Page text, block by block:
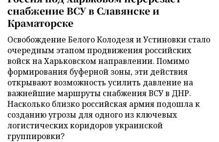
снабжение ВСУ в Славянске и
Краматорске
Освобождение Белого Колодезя и Устиновки стало
очередным этапом продвижения российских
войск на Харьковском направлении. Помимо
формирования буферной зоны, эти действия
открывают возможность усилить давление на
важнейшие маршруты снабжения ВСУ в ДНР.
Насколько близко российская армия подошла к
созданию угрозы для одного из ключевых
логистических коридоров украинской
группировки?